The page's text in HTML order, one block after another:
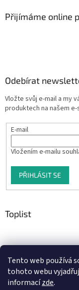
Tento web používá
tohoto webu
informacízde.
Přijímáme online
Odebírat
Vložte svůj e-mail a my
produktech na našem e-
E-mail
Vložením e-mailu
PŘIHLÁSIT SE
Toplist